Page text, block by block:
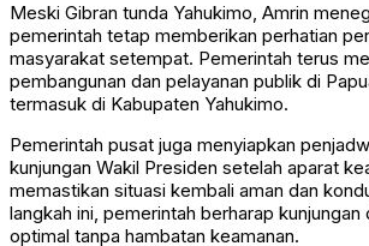
Meski Gibran tunda Yahukimo, Amrin
pemerintah tetap memberikan perhatian
masyarakat setempat. Pemerintah terus
pembangunan dan pelayanan publik di
termasuk di Kabupaten Yahukimo.
Pemerintah pusat juga menyiapkan
kunjungan Wakil Presiden setelah aparat
memastikan situasi kembali aman dan
langkah ini, pemerintah berharap kunjungan
optimal tanpa hambatan keamanan.